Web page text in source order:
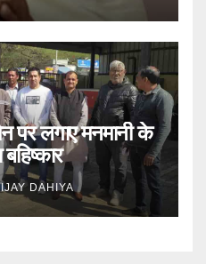
पर लगाए मनमानी के
DAHIYA